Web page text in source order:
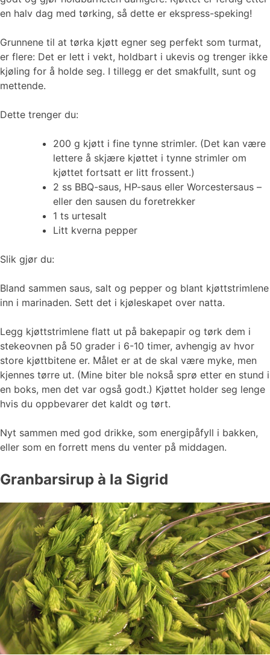
en halv dag med tørking, så dette er ekspress-speking!
Grunnene til at tørka kjøtt egner seg perfekt som turmat,
er flere: Det er lett i vekt, holdbart i ukevis og trenger ikke
kjøling for å holde seg. I tillegg er det smakfullt, sunt og
mettende.
Dette trenger du:
200 g kjøtt i fine tynne strimler. (Det kan være
lettere å skjære kjøttet i tynne strimler om
kjøttet fortsatt er litt frossent.)
2 ss BBQ-saus, HP-saus eller Worcestersaus –
eller den sausen du foretrekker
1 ts urtesalt
Litt kverna pepper
Slik gjør du:
Bland sammen saus, salt og pepper og blant kjøttstrimlene
inn i marinaden. Sett det i kjøleskapet over natta.
Legg kjøttstrimlene flatt ut på bakepapir og tørk dem i
stekeovnen på 50 grader i 6-10 timer, avhengig av hvor
store kjøttbitene er. Målet er at de skal være myke, men
kjennes tørre ut. (Mine biter ble nokså sprø etter en stund i
en boks, men det var også godt.) Kjøttet holder seg lenge
hvis du oppbevarer det kaldt og tørt.
Nyt sammen med god drikke, som energipåfyll i bakken,
eller som en forrett mens du venter på middagen.
Granbarsirup à la Sigrid